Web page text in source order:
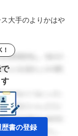
大手のよりかはや
書の登録